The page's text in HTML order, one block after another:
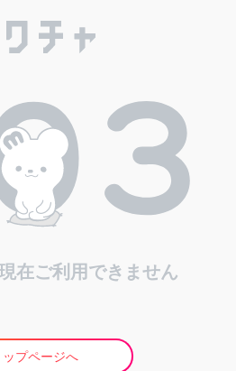
在ご利用できません